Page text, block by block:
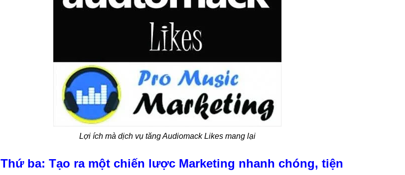
Lợi ích mà dịch vụ tăng Audiomack Likes mang lại
Thứ ba: Tạo ra một chiến lược Marketing nhanh chóng, tiện